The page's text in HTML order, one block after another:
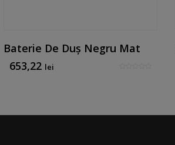
Baterie De Duș Negru Mat
653,22 lei